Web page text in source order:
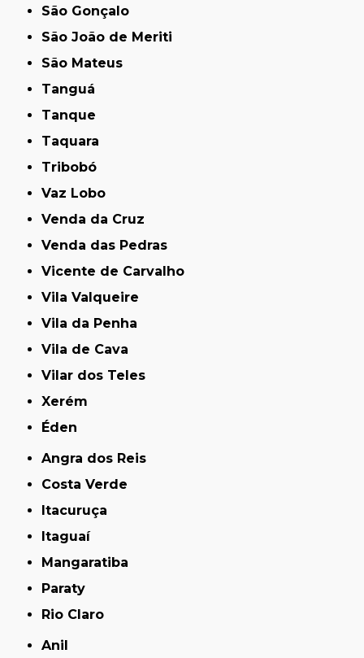
São Gonçalo
São João de Meriti
São Mateus
Tanguá
Tanque
Taquara
Tribobó
Vaz Lobo
Venda da Cruz
Venda das Pedras
Vicente de Carvalho
Vila Valqueire
Vila da Penha
Vila de Cava
Vilar dos Teles
Xerém
Éden
Angra dos Reis
Costa Verde
Itacuruça
Itaguaí
Mangaratiba
Paraty
Rio Claro
Anil